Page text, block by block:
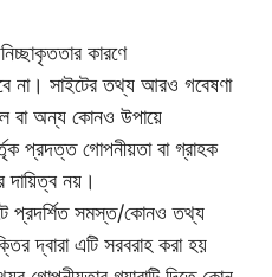
কারণে
সাইটের তথ্য আরও গবেষণা
বা অন্য কোনও উপায়ে
প্রদত্ত গোপনীয়তা বা গ্রাহক
নয়।
সমস্ত/কোনও তথ্য
দ্বারা এটি সরবরাহ করা হয়